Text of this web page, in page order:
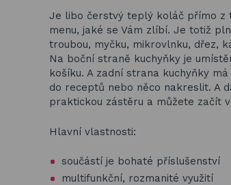
Je libo čerstvý teplý koláč přímo z
menu, jaké se Vám zlíbí. Je totiž
troubou, myčku, mikrovlnku, dřez,
Na boční straně kuchyňky je
košíku. A zadní strana kuchyňky
do receptů nebo něco nakreslit. A
praktickou zástěru a můžete začít
Hlavní vlastnosti:
součástí je bohaté příslušenství
multifunkční, rozmanité využití